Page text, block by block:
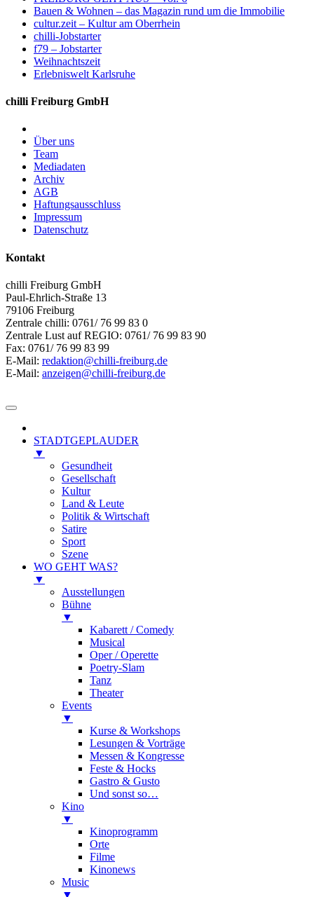
Bauen & Wohnen – das Magazin rund um die Immobilie
cultur.zeit – Kultur am Oberrhein
chilli-Jobstarter
f79 – Jobstarter
Weihnachtszeit
Erlebniswelt Karlsruhe
chilli Freiburg GmbH
Über uns
Team
Mediadaten
Archiv
AGB
Haftungsausschluss
Impressum
Datenschutz
Kontakt
chilli Freiburg GmbH
Paul-Ehrlich-Straße 13
79106 Freiburg
Zentrale chilli: 0761/ 76 99 83 0
Zentrale Lust auf REGIO: 0761/ 76 99 83 90
Fax: 0761/ 76 99 83 99
E-Mail: redaktion@chilli-freiburg.de
E-Mail: anzeigen@chilli-freiburg.de
STADTGEPLAUDER
▼
Gesundheit
Gesellschaft
Kultur
Land & Leute
Politik & Wirtschaft
Satire
Sport
Szene
WO GEHT WAS?
▼
Ausstellungen
Bühne
▼
Kabarett / Comedy
Musical
Oper / Operette
Poetry-Slam
Tanz
Theater
Events
▼
Kurse & Workshops
Lesungen & Vorträge
Messen & Kongresse
Feste & Hocks
Gastro & Gusto
Und sonst so…
Kino
▼
Kinoprogramm
Orte
Filme
Kinonews
Music
▼